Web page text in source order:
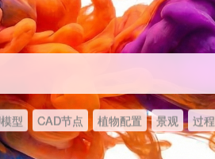
型 CAD节点 植物配置 景观 过程